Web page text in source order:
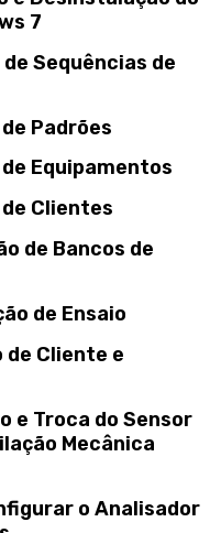
7
Sequências de
Padrões
Equipamentos
Clientes
de Bancos de
de Ensaio
de Cliente e
e Troca do Sensor
Mecânica
o Analisador